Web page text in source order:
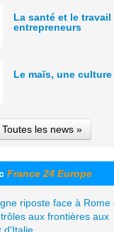
La santé et le travail
entrepreneurs
Le maïs, une
Toutes les news »
France 24 Europe
riposte face à Rome
aux frontières aux
d'Italie